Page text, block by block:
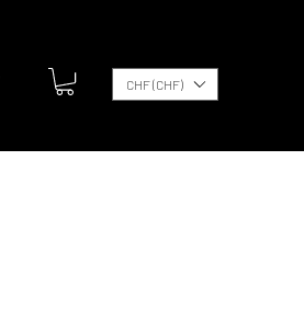
CHF (CHF)